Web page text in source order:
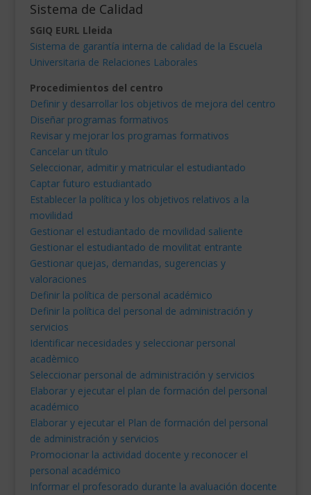
Sistema de Calidad
SGIQ EURL Lleida
Sistema de garantía interna de calidad de la Escuela
Universitaria de Relaciones Laborales
Procedimientos del centro
Definir y desarrollar los objetivos de mejora del centro
Diseñar programas formativos
Revisar y mejorar los programas formativos
Cancelar un título
Seleccionar, admitir y matricular el estudiantado
Captar futuro estudiantado
Establecer la política y los objetivos relativos a la
movilidad
Gestionar el estudiantado de movilidad saliente
Gestionar el estudiantado de movilitat entrante
Gestionar quejas, demandas, sugerencias y
valoraciones
Definir la política de personal académico
Definir la política del personal de administración y
servicios
Identificar necesidades y seleccionar personal
acadèmico
Seleccionar personal de administración y servicios
Elaborar y ejecutar el plan de formación del personal
académico
Elaborar y ejecutar el Plan de formación del personal
de administración y servicios
Promocionar la actividad docente y reconocer el
personal académico
Informar el profesorado durante la avaluación docente